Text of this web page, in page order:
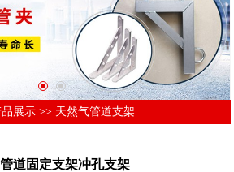
品展示 >> 天然气管道支架
道固定支架冲孔支架